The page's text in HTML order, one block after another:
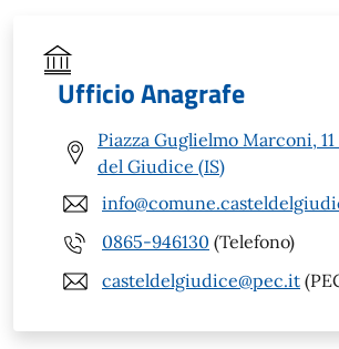
Ufficio Anagrafe
Piazza Guglielmo Marconi,
del Giudice (IS)
0865-946130 (Telefono)
casteldelgiudice@pec.it